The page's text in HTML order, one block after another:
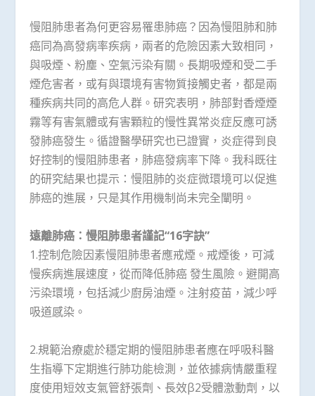
慢阻肺患者為何更容易罹患肺癌？因為慢阻肺和肺
癌同為高發病率疾病，兩者的危險因素大致相同，
與吸煙、粉塵、空氣污染有關。長期吸煙和受二手
煙危害者，或有與環境有害物質接觸史者，都是兩
種疾病共同的高危人群。研究表明，肺部對香煙煙
霧等有害氣體或有害顆粒的慢性異常炎症反應可誘
發肺癌發生。循證醫學研究也已證實，炎症得到良
好控制的慢阻肺患者，肺癌發病率下降。我科既往
的研究結果也提示：慢阻肺的炎症微環境可以促進
肺癌的進展，只是其作用機制尚未完全闡明。
遠離肺癌：慢阻肺患者謹記“16字訣”
1.控制危險因素慢阻肺患者應戒煙。戒煙後，可減
慢疾病進展速度，從而降低肺癌 發生風險。避開高
污染環境，包括減少廚房油煙。注射疫苗，減少呼
吸道感染。
2.規範治療處於穩定期的慢阻肺患者應在呼吸科醫
生指導下定期進行肺功能檢測，並依據病情嚴重程
度使用短效支氣管舒張劑、長效β2受體激動劑，以